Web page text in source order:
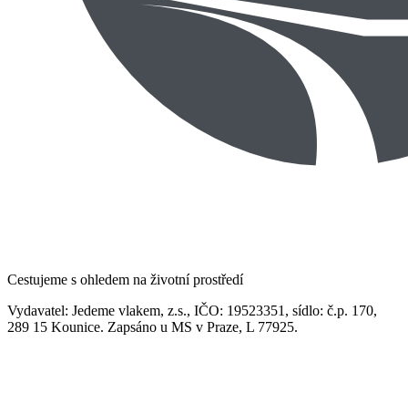
Cestujeme s ohledem na životní prostředí
Vydavatel: Jedeme vlakem, z.s., IČO: 19523351, sídlo: č.p. 170,
289 15 Kounice. Zapsáno u MS v Praze, L 77925.